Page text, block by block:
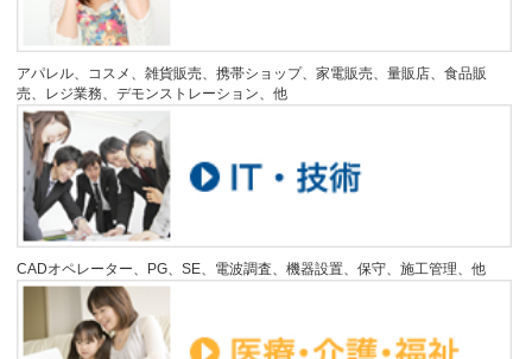
アパレル、コスメ、雑貨販売、携帯ショップ、家電販売、量販店、食品販
売、レジ業務、デモンストレーション、他
CADオペレーター、PG、SE、電波調査、機器設置、保守、施工管理、他